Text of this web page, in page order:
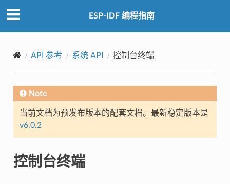
ESP-IDF 编程指南
API 参考 系统 API 控制台终端
Note
当前文档为预发布版本的配套文档。最新稳定版本是
v6.0.2
控制台终端